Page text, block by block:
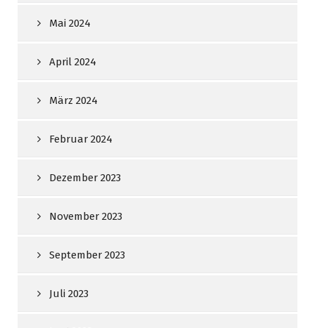
Mai 2024
April 2024
März 2024
Februar 2024
Dezember 2023
November 2023
September 2023
Juli 2023